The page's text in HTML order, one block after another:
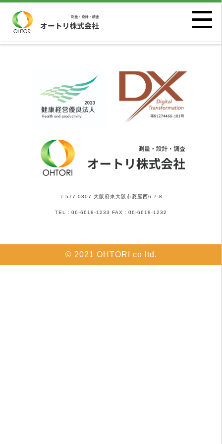
〒577-0807 大阪府東大阪市菱屋西6-7-8
TEL：06-6618-1233 FAX：06-6618-1232
© 2021 OHTORI co ltd.